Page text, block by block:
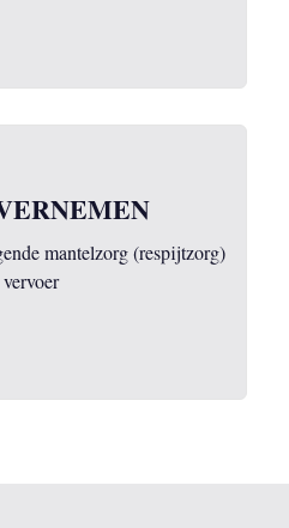
mantelzorg (respijtzorg)